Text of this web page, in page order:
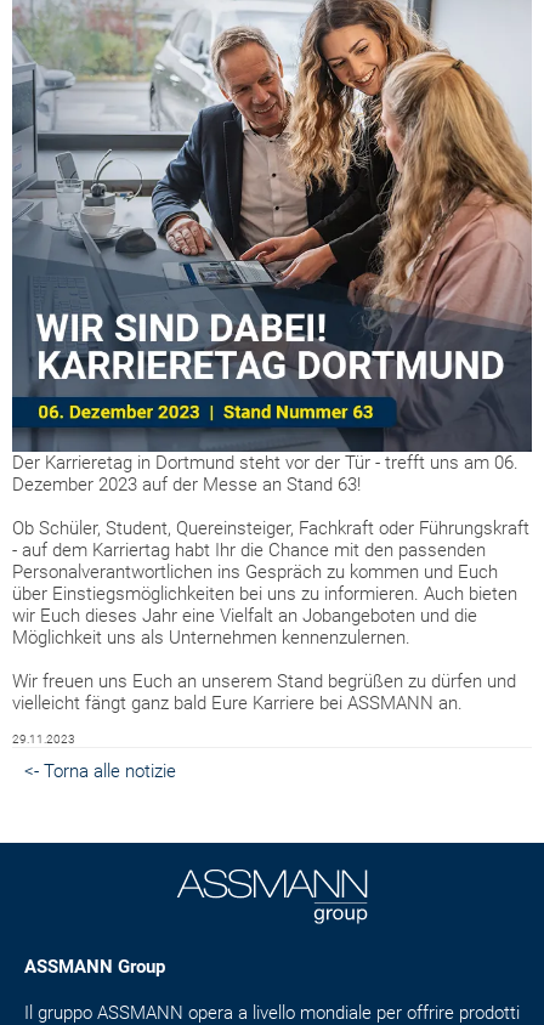
Der Karrieretag in Dortmund steht vor der Tür - trefft uns am 06.
Dezember 2023 auf der Messe an Stand 63!
Ob Schüler, Student, Quereinsteiger, Fachkraft oder Führungskraft
- auf dem Karriertag habt Ihr die Chance mit den passenden
Personalverantwortlichen ins Gespräch zu kommen und Euch
über Einstiegsmöglichkeiten bei uns zu informieren. Auch bieten
wir Euch dieses Jahr eine Vielfalt an Jobangeboten und die
Möglichkeit uns als Unternehmen kennenzulernen.
Wir freuen uns Euch an unserem Stand begrüßen zu dürfen und
vielleicht fängt ganz bald Eure Karriere bei ASSMANN an.
29.11.2023
<- Torna alle notizie
ASSMANN Group
Il gruppo ASSMANN opera a livello mondiale per offrire prodotti